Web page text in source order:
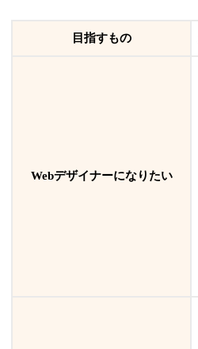
目指すもの
Webデザイナーになりたい